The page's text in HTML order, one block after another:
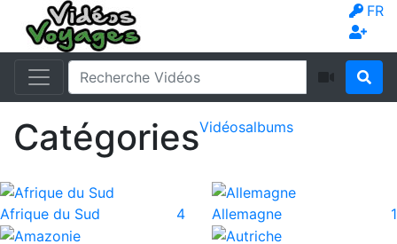
FR
CatégoriesVidéosalbums
Afrique du Sud 4 Allemagne 1